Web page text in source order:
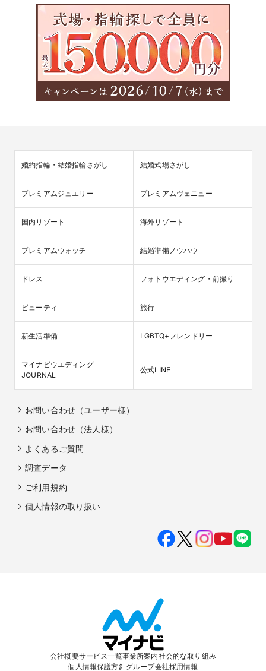
婚約指輪・結婚指輪さがし 結婚式場さがし
プレミアムジュエリー プレミアムヴェニュー
国内リゾート 海外リゾート
プレミアムウォッチ 結婚準備ノウハウ
ドレス フォトウエディング・前撮り
ビューティ 旅行
新生活準備 LGBTQ+フレンドリー
マイナビウエディング
JOURNAL
公式LINE
お問い合わせ（ユーザー様）
お問い合わせ（法人様）
よくあるご質問
調査データ
ご利用規約
個人情報の取り扱い
会社概要サービス一覧事業所案内社会的な取り組み
個人情報保護方針グループ会社採用情報